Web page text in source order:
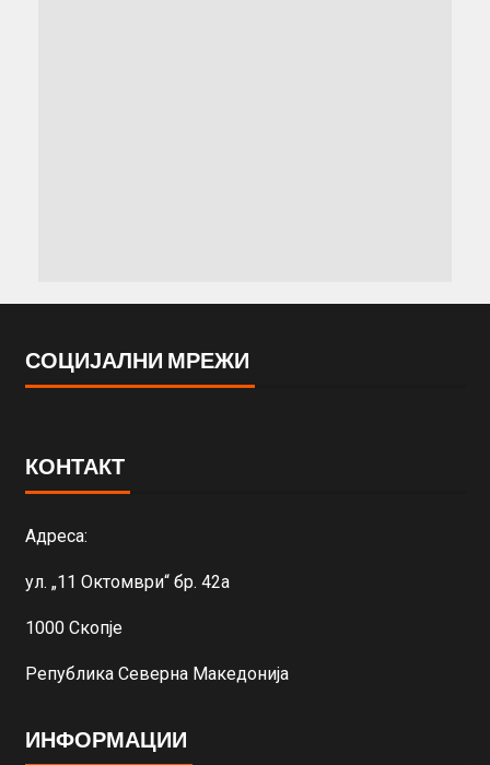
СОЦИЈАЛНИ МРЕЖИ
КОНТАКТ
Адреса:
ул. „11 Октомври“ бр. 42а
1000 Скопје
Република Северна Македонија
ИНФОРМАЦИИ